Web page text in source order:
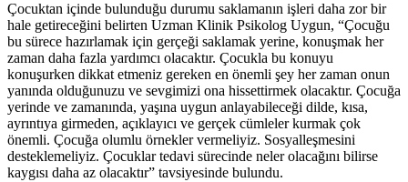
Çocuktan içinde bulunduğu durumu saklamanın işleri daha zor bir
hale getireceğini belirten Uzman Klinik Psikolog Uygun, “Çocuğu
bu sürece hazırlamak için gerçeği saklamak yerine, konuşmak her
zaman daha fazla yardımcı olacaktır. Çocukla bu konuyu
konuşurken dikkat etmeniz gereken en önemli şey her zaman onun
yanında olduğunuzu ve sevgimizi ona hissettirmek olacaktır. Çocuğa
yerinde ve zamanında, yaşına uygun anlayabileceği dilde, kısa,
ayrıntıya girmeden, açıklayıcı ve gerçek cümleler kurmak çok
önemli. Çocuğa olumlu örnekler vermeliyiz. Sosyalleşmesini
desteklemeliyiz. Çocuklar tedavi sürecinde neler olacağını bilirse
kaygısı daha az olacaktır” tavsiyesinde bulundu.